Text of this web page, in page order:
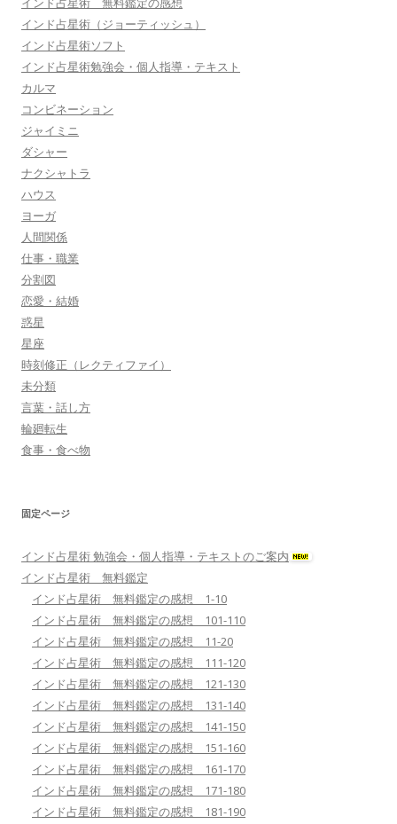
インド占星術（ジョーティッシュ）
インド占星術ソフト
インド占星術勉強会・個人指導・テキスト
カルマ
コンビネーション
ジャイミニ
ダシャー
ナクシャトラ
ハウス
ヨーガ
人間関係
仕事・職業
分割図
恋愛・結婚
惑星
星座
時刻修正（レクティファイ）
未分類
言葉・話し方
輪廻転生
食事・食べ物
固定ページ
インド占星術 勉強会・個人指導・テキストのご案内
インド占星術 無料鑑定
インド占星術 無料鑑定の感想 1-10
インド占星術 無料鑑定の感想 101-110
インド占星術 無料鑑定の感想 11-20
インド占星術 無料鑑定の感想 111-120
インド占星術 無料鑑定の感想 121-130
インド占星術 無料鑑定の感想 131-140
インド占星術 無料鑑定の感想 141-150
インド占星術 無料鑑定の感想 151-160
インド占星術 無料鑑定の感想 161-170
インド占星術 無料鑑定の感想 171-180
インド占星術 無料鑑定の感想 181-190